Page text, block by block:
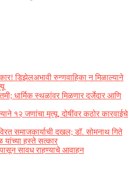
डिझेलअभावी रुग्णवाहिका न मिळाल्याने
धार्मिक स्थळांवर मिळणार दर्जेदार आणि
१२ जणांचा मृत्यू, दोषींवर कठोर कारवाईचे
समाजकार्याची दखल; डॉ. सोमनाथ गिते
यांच्या हस्ते सत्कार
सावध राहण्याचे आवाहन